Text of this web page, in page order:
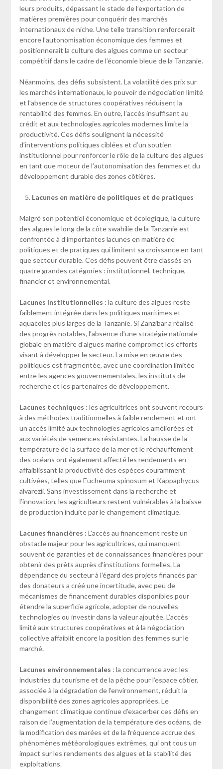
leurs produits, dépassant le stade de l’exportation de
matières premières pour conquérir des marchés
internationaux de niche. Une telle transition renforcerait
encore l’autonomisation économique des femmes et
positionnerait la culture des algues comme un secteur
compétitif dans le cadre de l’économie bleue de la Tanzanie.
Néanmoins, des défis subsistent. La volatilité des prix sur
les marchés internationaux, le pouvoir de négociation limité
et l’absence de structures coopératives réduisent la
rentabilité des femmes. En outre, l’accès insuffisant au
crédit et aux technologies agricoles modernes limite la
productivité. Ces défis soulignent la nécessité
d’interventions politiques ciblées et d’un soutien
institutionnel pour renforcer le rôle de la culture des algues
en tant que moteur de l’autonomisation des femmes et du
développement durable des zones côtières.
Lacunes en matière de politiques et de pratiques
Malgré son potentiel économique et écologique, la culture
des algues le long de la côte swahilie de la Tanzanie est
confrontée à d’importantes lacunes en matière de
politiques et de pratiques qui limitent sa croissance en tant
que secteur durable. Ces défis peuvent être classés en
quatre grandes catégories : institutionnel, technique,
financier et environnemental.
Lacunes institutionnelles : la culture des algues reste
faiblement intégrée dans les politiques maritimes et
aquacoles plus larges de la Tanzanie. Si Zanzibar a réalisé
des progrès notables, l’absence d’une stratégie nationale
globale en matière d’algues marine compromet les efforts
visant à développer le secteur. La mise en œuvre des
politiques est fragmentée, avec une coordination limitée
entre les agences gouvernementales, les instituts de
recherche et les partenaires de développement.
Lacunes techniques : les agricultrices ont souvent recours
à des méthodes traditionnelles à faible rendement et ont
un accès limité aux technologies agricoles améliorées et
aux variétés de semences résistantes. La hausse de la
température de la surface de la mer et le réchauffement
des océans ont également affecté les rendements en
affaiblissant la productivité des espèces couramment
cultivées, telles que Eucheuma spinosum et Kappaphycus
alvarezii. Sans investissement dans la recherche et
l’innovation, les agriculteurs restent vulnérables à la baisse
de production induite par le changement climatique.
Lacunes financières : L’accès au financement reste un
obstacle majeur pour les agricultrices, qui manquent
souvent de garanties et de connaissances financières pour
obtenir des prêts auprès d’institutions formelles. La
dépendance du secteur à l’égard des projets financés par
des donateurs a créé une incertitude, avec peu de
mécanismes de financement durables disponibles pour
étendre la superficie agricole, adopter de nouvelles
technologies ou investir dans la valeur ajoutée. L’accès
limité aux structures coopératives et à la négociation
collective affaiblit encore la position des femmes sur le
marché.
Lacunes environnementales : la concurrence avec les
industries du tourisme et de la pêche pour l’espace côtier,
associée à la dégradation de l’environnement, réduit la
disponibilité des zones agricoles appropriées. Le
changement climatique continue d’exacerber ces défis en
raison de l’augmentation de la température des océans, de
la modification des marées et de la fréquence accrue des
phénomènes météorologiques extrêmes, qui ont tous un
impact sur les rendements des algues et la stabilité des
exploitations.